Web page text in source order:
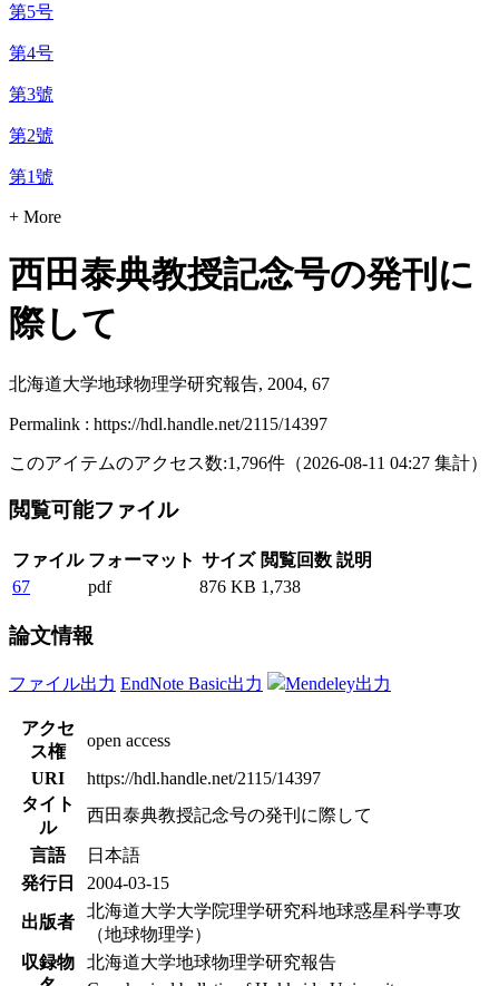
第5号
第4号
第3號
第2號
第1號
+ More
西田泰典教授記念号の発刊に
際して
北海道大学地球物理学研究報告, 2004, 67
Permalink : https://hdl.handle.net/2115/14397
このアイテムのアクセス数:1,796件 （2026-08-11 04:27 集計）
閲覧可能ファイル
ファイル フォーマット サイズ 閲覧回数 説明
67
pdf 876 KB 1,738
論文情報
ファイル出力 EndNote Basic出力 Mendeley出力
アクセ
ス権
open access
URI
https://hdl.handle.net/2115/14397
タイト
ル
西田泰典教授記念号の発刊に際して
言語
日本語
発行日
2004-03-15
出版者
北海道大学大学院理学研究科地球惑星科学専攻
（地球物理学）
収録物
北海道大学地球物理学研究報告